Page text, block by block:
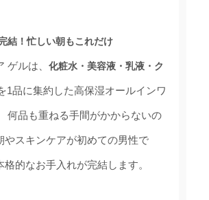
結！忙しい朝もこれだけ
ゲルは、 化粧水・美容液・乳液・ク
1品に集約した高保湿オールインワ
何品も重ねる手間がかからないの
やスキンケアが初めての男性で
格的なお手入れが完結します。